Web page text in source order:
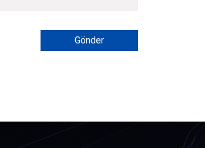
Gönder